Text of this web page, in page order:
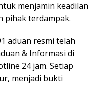
menjamin keadilan
pihak terdampak.
aduan resmi telah
& Informasi di
24 jam. Setiap
menjadi bukti